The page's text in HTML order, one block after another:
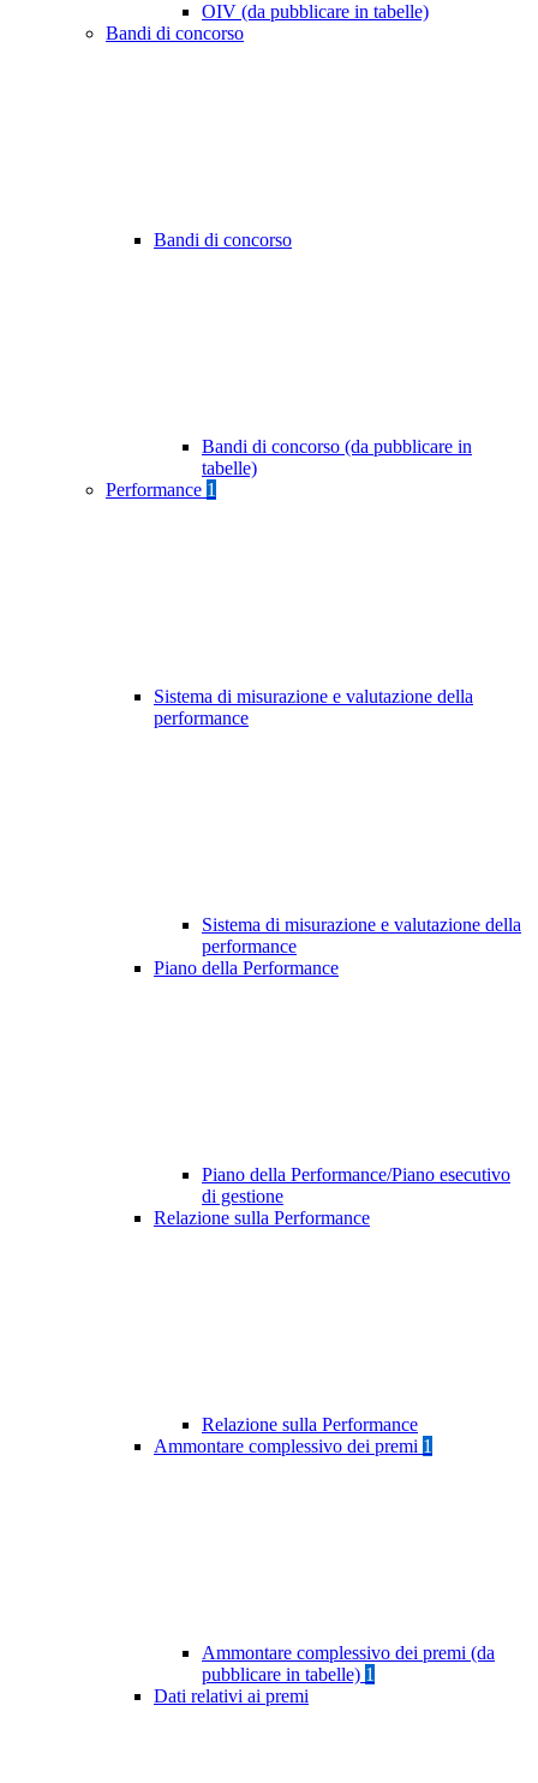
OIV (da pubblicare in tabelle)
Bandi di concorso
Bandi di concorso
Bandi di concorso (da pubblicare in
tabelle)
Performance 1
Sistema di misurazione e valutazione della
performance
Sistema di misurazione e valutazione della
performance
Piano della Performance
Piano della Performance/Piano esecutivo
di gestione
Relazione sulla Performance
Relazione sulla Performance
Ammontare complessivo dei premi 1
Ammontare complessivo dei premi (da
pubblicare in tabelle) 1
Dati relativi ai premi